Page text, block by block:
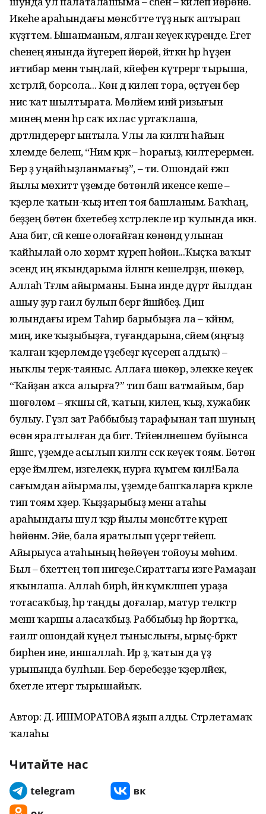
Икеһе араһындағы мөнәсәбәтте тәүҙә ныҡ аптырап
күҙәттем. Ышанманым, ялған кеүек күренде. Егет
әсәһенең янында йүгереп йөрөй, әйткән һәр һүҙен
иғтибар менән тыңлай, кәйефен күтәрергә тырыша,
хәстәрләй, борсола... Көн дә килеп тора, өҫтәүенә бер
нисә ҡат шылтырата. Мөләйем инәй ризығын
минең менән һәр саҡ ихлас уртаҡлаша,
дәртләндерергә ынтыла. Улы ла килгән һайын
хәлемде белешә, “Нимә кәрәк – һорағыҙ, килтерермен.
Бер ҙә уңайһыҙланмағыҙ”, – ти. Ошондай ғәжәп
йылы мөхиттә үҙемде бөтөнләй икенсе кеше –
ҡәҙерле ҡатын-ҡыҙ итеп тоя башланым. Баҡһаң,
беҙҙең бөтөн бәхетебеҙ хәстәрлекле ир ҡулында икән.
Ана бит, әсәй кеше олоғайған көнөндә улынан
ҡайһылай оло хөрмәт күреп һөйөнә...Ҡыҫҡа ваҡыт
эсендә иң яҡындарыма әйләнгән кешеләрҙән, шөкөр,
Аллаһ Тәғәләм айырманы. Бына инде дүрт йылдан
ашыу ҙур ғаилә булып бергә йәшәйбеҙ. Дин
юлындағы ирем Таһир барыбыҙға ла – ҡәйнәмә,
миңә, ике ҡыҙыбыҙға, туғандарына, әсәйемә (яңғыҙ
ҡалған ҡәҙерлемде үҙебеҙгә күсереп алдыҡ) –
ныҡлы терәк-таяныс. Аллаға шөкөр, элекке кеүек
“Ҡайҙан аҡса алырға?” тип баш ватмайым, бар
шөғөлөм – яҡшы әсәй, ҡатын, килен, ҡыҙ, хужабикә
булыу. Гүзәл зат Раббыбыҙ тарафынан тап шуның
өсөн яралтылған да бит. Тәғәйенләнешем буйынса
йәшәгәс, үҙемде асылып килгән сәскә кеүек тоям. Бөтөн
ерҙе йәмләгем, изгелеккә, нурға күмгем килә!Бала
сағымдан айырмалы, үҙемде башҡаларға кәрәкле
тип тоям хәҙер. Ҡыҙҙарыбыҙ менән атаһы
араһындағы шул ҡәҙәр йылы мөнәсәбәтте күреп
һөйөнәм. Эйе, бала яратылып үҫергә тейеш.
Айырыуса атаһының һөйөүен тойоуы мөһим.
Был – бәхеттең төп нигеҙе.Сираттағы изге Рамаҙан
яҡынлаша. Аллаһ бирһә, йәнә күмәкләшеп ураҙа
тотасаҡбыҙ, һәр таңды доғалар, матур теләктәр
менән ҡаршы аласаҡбыҙ. Раббыбыҙ һәр йортҡа,
ғаиләгә ошондай күңел тыныслығы, ырыҫ-бәрәкәт
бирһен ине, иншаллаһ. Ир ҙә, ҡатын да үҙ
урынында булһын. Бер-беребеҙҙе ҡәҙерләйек,
бәхетле итергә тырышайыҡ.
Автор: Д. ИШМОРАТОВА яҙып алды. Стәрлетамаҡ
ҡалаһы
Читайте нас